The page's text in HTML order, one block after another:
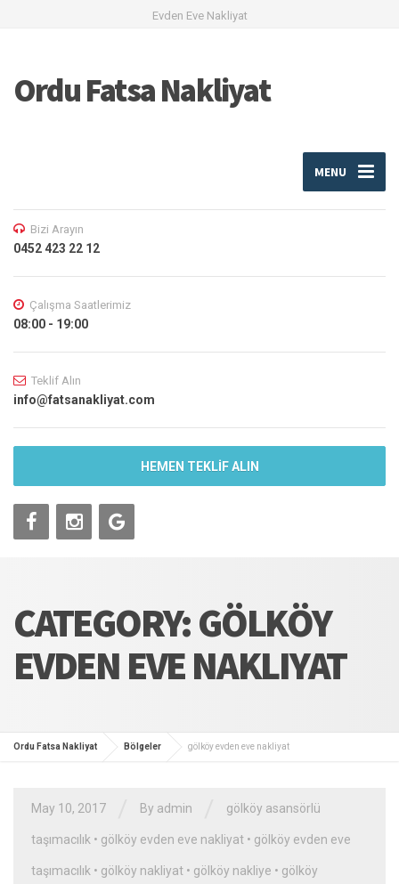
Evden Eve Nakliyat
Ordu Fatsa Nakliyat
MENU
Bizi Arayın
0452 423 22 12
Çalışma Saatlerimiz
08:00 - 19:00
Teklif Alın
info@fatsanakliyat.com
HEMEN TEKLİF ALIN
CATEGORY: GÖLKÖY
EVDEN EVE NAKLIYAT
Ordu Fatsa Nakliyat Bölgeler gölköy evden eve nakliyat
May 10, 2017 By admin gölköy asansörlü
taşımacılık • gölköy evden eve nakliyat • gölköy evden eve
taşımacılık • gölköy nakliyat • gölköy nakliye • gölköy